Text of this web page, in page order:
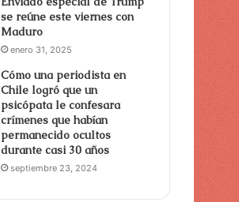
se reúne este viernes con
Maduro
enero 31, 2025
Cómo una periodista en
Chile logró que un
psicópata le confesara
crímenes que habían
permanecido ocultos
durante casi 30 años
septiembre 23, 2024